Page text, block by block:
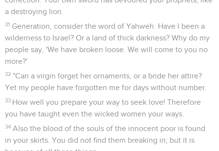
a destroying lion.
31 Generation, consider the word of Yahweh. Have I been a
wilderness to Israel? Or a land of thick darkness? Why do my
people say, 'We have broken loose. We will come to you no
more?'
32 "Can a virgin forget her ornaments, or a bride her attire?
Yet my people have forgotten me for days without number.
33 How well you prepare your way to seek love! Therefore
you have taught even the wicked women your ways.
34 Also the blood of the souls of the innocent poor is found
in your skirts. You did not find them breaking in; but it is